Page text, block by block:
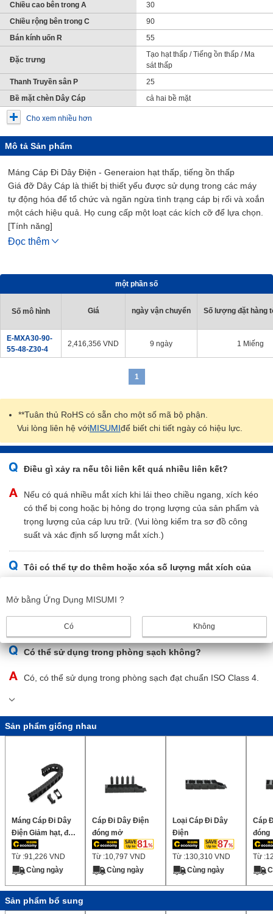
Chiều cao bên trong A
30
Chiều rộng bên trong C
90
Bán kính uốn R
55
Đặc trưng
Tạo hạt thấp / Tiếng ồn thấp / Ma
sát thấp
Thanh Truyền sân P
25
Bề mặt chèn Dây Cáp
cả hai bề mặt
Cho xem nhiều hơn
Mô tả Sản phẩm
Máng Cáp Đi Dây Điện - Generaion hạt thấp, tiếng ồn thấp
Giá đỡ Dây Cáp là thiết bị thiết yếu được sử dụng trong các máy
tự động hóa để tổ chức và ngăn ngừa tình trạng cáp bị rối và xoắn
một cách hiệu quả. Họ cung cấp một loạt các kích cỡ để lựa chọn.
[Tính năng]
- Chiều rộng bên trong Tối thiểu / Tối đa (mm.): 30 và 100
- Số lượng liên kết (PCS.): có thể chọn từ 10 đến 65
- Vật Liệu: PA+Sợi thủy tinh
[Ứng Dụng]
ngừa các sự cố do cáp bị rối và xoắn.
Đọc thêm
một phần số
Số mô hình Giá ngày vận chuyển Số lượng đặt hàng
E-MXA30-90-
55-48-Z30-4
2,416,356 VND 9 ngày 1 Miếng
1
**Tuân thủ RoHS có sẵn cho một số mã bộ phận.
Vui lòng liên hệ vớiMISUMIđể biết chi tiết ngày có hiệu lực.
Điều gì xảy ra nếu tôi liên kết quá nhiều liên kết?
Nếu có quá nhiều mắt xích khi lái theo chiều ngang, xích kéo
có thể bị cong hoặc bị hỏng do trọng lượng của sản phẩm và
trọng lượng của cáp lưu trữ. (Vui lòng kiểm tra sơ đồ công
suất và xác định số lượng mắt xích.)
Tôi có thể tự do thêm hoặc xóa số lượng mắt xích của
Có, số lượng mắt xích có thể được thêm vào hoặc xóa đi tùy
theo độ dài xích kéo cần thiết để lắp đặt.
Có thể sử dụng trong phòng sạch không?
Có, có thể sử dụng trong phòng sạch đạt chuẩn ISO Class 4.
Sản phẩm giống nhau
Máng Cáp Đi Dây
Điện Giảm hạt, độ
ồn thấp, chiều cao
bên trong 40mm
(Có thể gắn phạm
Từ :91,226 VND
Cùng ngày
Cáp Đi Dây Điện
đóng mở
81
Từ :10,797 VND
Cùng ngày
Loại Cáp Đi Dây
Điện
87
Từ :130,310 VND
Cùng ngày
Cáp
đóng
Từ :
Sản phẩm bổ sung
Mở bằng Ứng Dụng MISUMI ?
Có Không